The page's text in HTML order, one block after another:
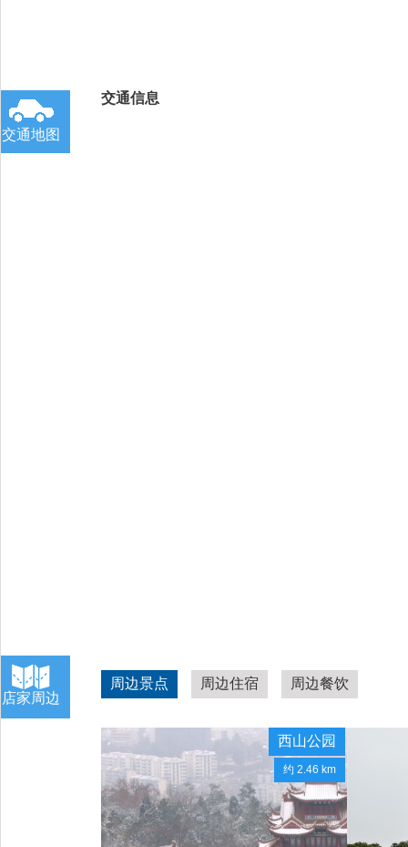
交通地图
交通信息
店家周边
周边景点 周边住宿 周边餐饮
西山公园
约 2.46 km